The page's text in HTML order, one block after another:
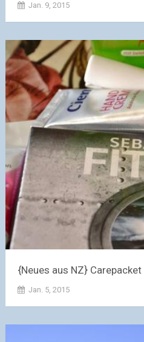
Jan. 9, 2015
{Neues aus NZ} Carepacket
Jan. 5, 2015